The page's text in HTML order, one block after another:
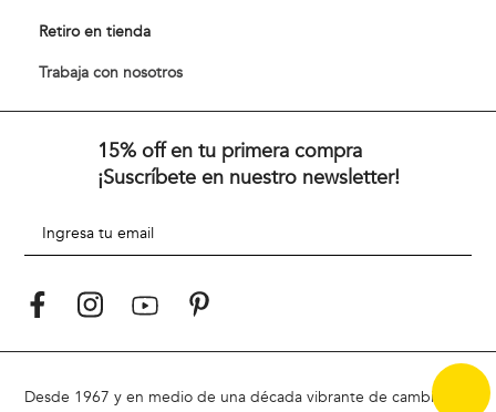
Retiro en tienda
Trabaja con nosotros
15% off en tu primera compra
¡Suscríbete en nuestro newsletter!
Desde 1967 y en medio de una década vibrante de cambios